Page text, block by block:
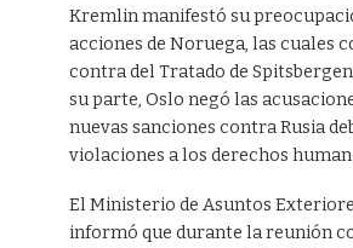
Kremlin manifestó su
acciones de Noruega, las cuales
contra del Tratado de Spitsbergen
su parte, Oslo negó las
nuevas sanciones contra Rusia
violaciones a los derechos
El Ministerio de Asuntos
informó que durante la reunión